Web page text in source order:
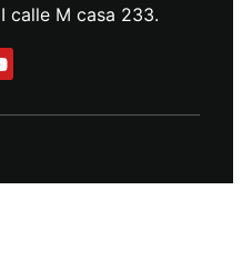
calle M casa 233.